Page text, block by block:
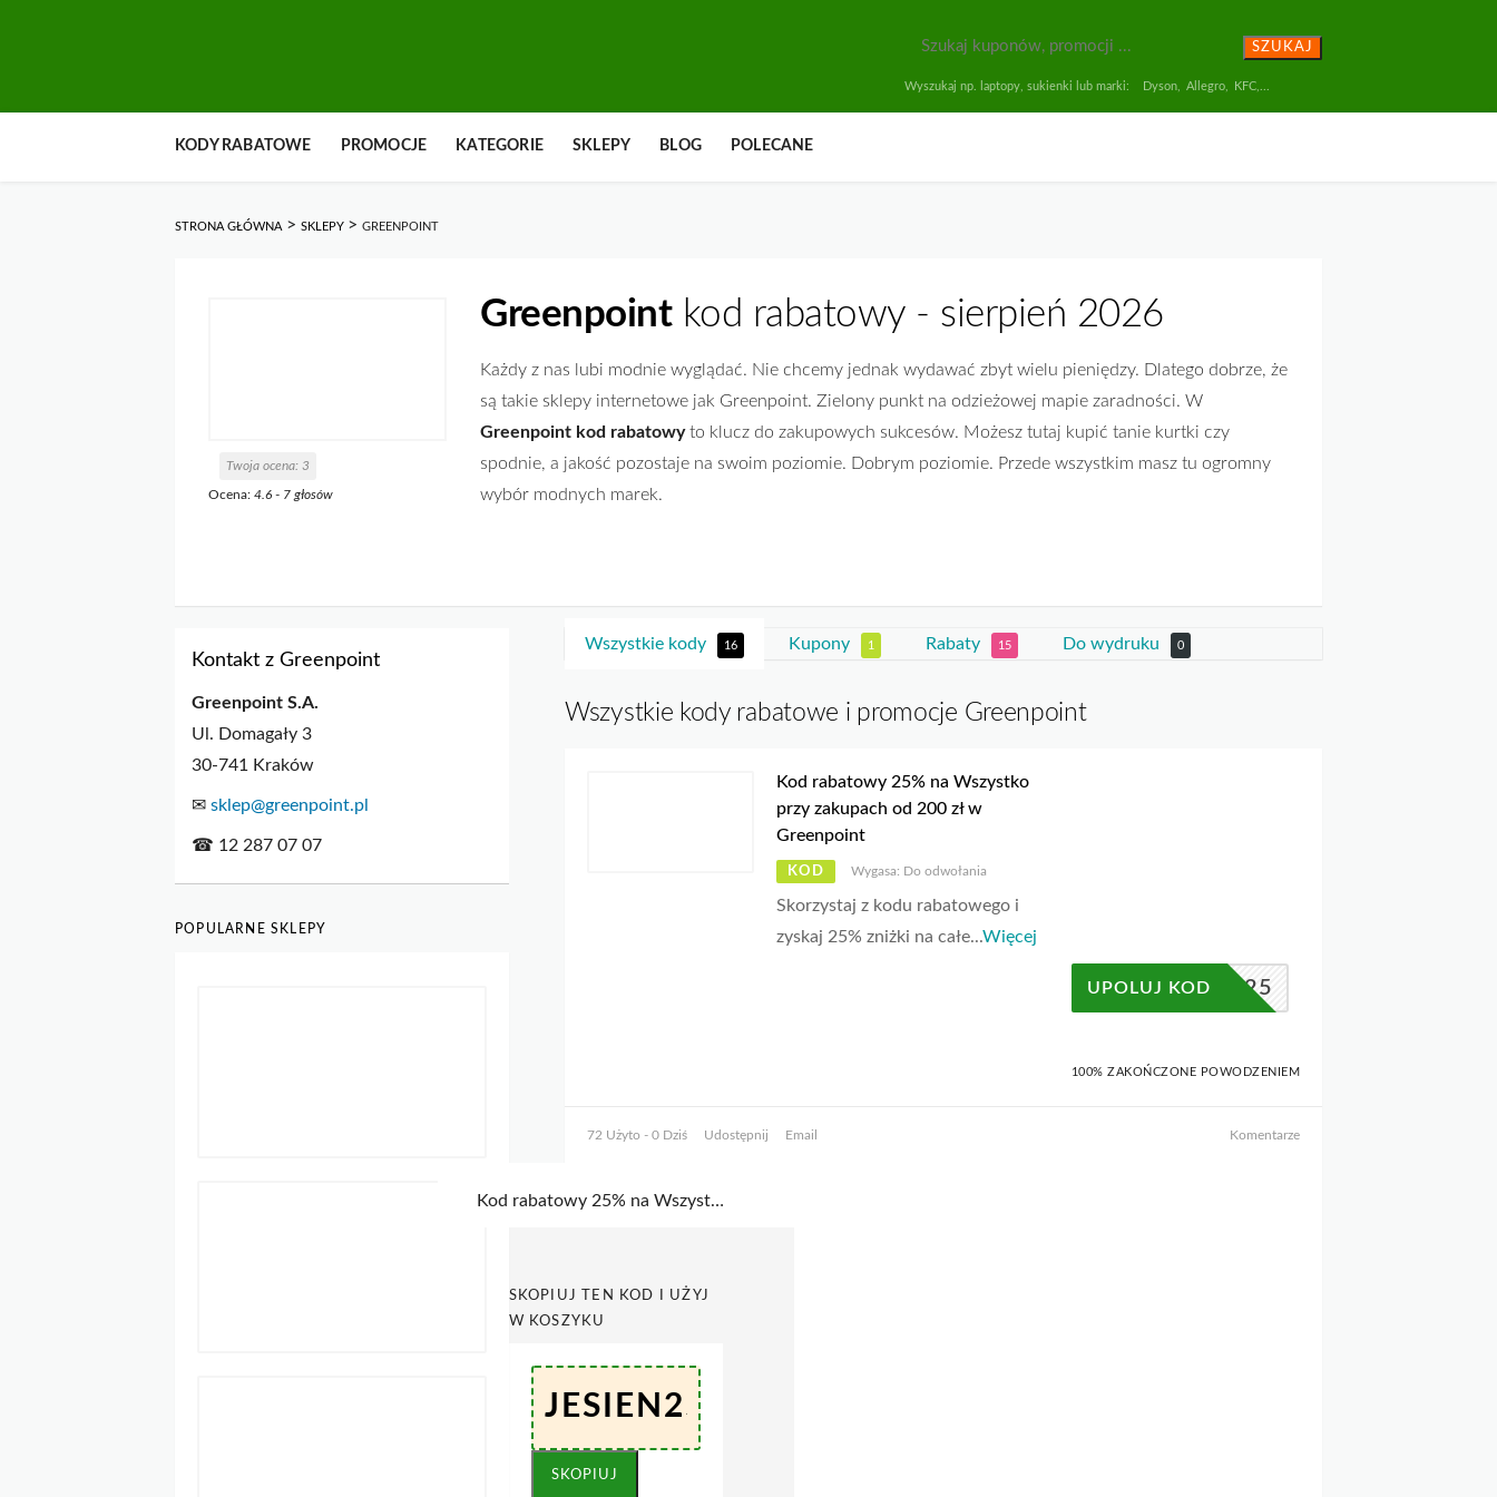
SZUKAJ
Wyszukaj np. laptopy, sukienki lub marki: Dyson Allegro KFC
KODY RABATOWE PROMOCJE KATEGORIE SKLEPY BLOG POLECANE
STRONA GŁÓWNA > SKLEPY > GREENPOINT
Twoja ocena: 3
Ocena: 4.6 - 7 głosów
Greenpointkod rabatowy - sierpień 2026
Każdy z nas lubi modnie wyglądać. Nie chcemy jednak wydawać zbyt wielu pieniędzy. Dlatego dobrze, że
są takie sklepy internetowe jak Greenpoint. Zielony punkt na odzieżowej mapie zaradności. W
Greenpoint kod rabatowyto klucz do zakupowych sukcesów. Możesz tutaj kupić tanie kurtki czy
spodnie, a jakość pozostaje na swoim poziomie. Dobrym poziomie. Przede wszystkim masz tu ogromny
wybór modnych marek.
Wszystkie kody 16 Kupony 1 Rabaty 15 Do wydruku 0
Wszystkie kody rabatowe i promocje Greenpoint
Kod rabatowy 25% na Wszystko
przy zakupach od 200 zł w
Greenpoint
KOD Wygasa: Do odwołania
Skorzystaj z kodu rabatowego i
zyskaj 25% zniżki na całe...Więcej
JESIEN25
UPOLUJ KOD
100% ZAKOŃCZONE POWODZENIEM
72 Użyto - 0 Dziś Udostępnij Email Komentarze
Kod rabatowy 25% na Wszystko przy zakupach od 200 zł w Greenpoint
SKOPIUJ TEN KOD I UŻYJ
W KOSZYKU
SKOPIUJ
Kontakt z Greenpoint
Greenpoint S.A.
Ul. Domagały 3
30-741 Kraków
✉ sklep@greenpoint.pl
☎ 12 287 07 07
POPULARNE SKLEPY